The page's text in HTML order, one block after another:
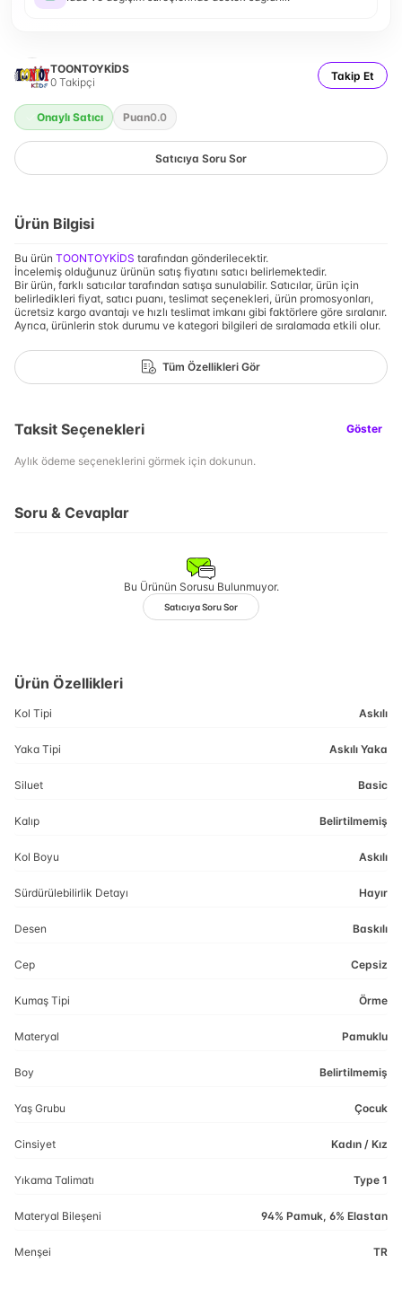
TOONTOYKİDS
0 Takipçi Takip Et
Onaylı Satıcı Puan0.0
Satıcıya Soru Sor
Ürün Bilgisi
Bu ürün TOONTOYKİDS tarafından gönderilecektir.
İncelemiş olduğunuz ürünün satış fiyatını satıcı belirlemektedir.
Bir ürün, farklı satıcılar tarafından satışa sunulabilir. Satıcılar, ürün için
belirledikleri fiyat, satıcı puanı, teslimat seçenekleri, ürün promosyonları,
ücretsiz kargo avantajı ve hızlı teslimat imkanı gibi faktörlere göre sıralanır.
Ayrıca, ürünlerin stok durumu ve kategori bilgileri de sıralamada etkili olur.
Tüm Özellikleri Gör
Taksit Seçenekleri Göster
Aylık ödeme seçeneklerini görmek için dokunun.
Soru & Cevaplar
Bu Ürünün Sorusu Bulunmuyor.
Satıcıya Soru Sor
Ürün Özellikleri
Kol Tipi Askılı
Yaka Tipi Askılı Yaka
Siluet Basic
Kalıp Belirtilmemiş
Kol Boyu Askılı
Sürdürülebilirlik Detayı Hayır
Desen Baskılı
Cep Cepsiz
Kumaş Tipi Örme
Materyal Pamuklu
Boy Belirtilmemiş
Yaş Grubu Çocuk
Cinsiyet Kadın / Kız
Yıkama Talimatı Type 1
Materyal Bileşeni 94% Pamuk, 6% Elastan
Menşei TR